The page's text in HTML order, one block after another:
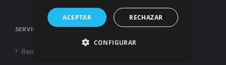
SERVICIOS
Remolque
ACEPTAR RECHAZAR
CONFIGURAR